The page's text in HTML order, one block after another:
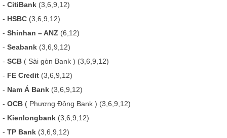
- CitiBank (3,6,9,12)
- HSBC (3,6,9,12)
- Shinhan – ANZ (6,12)
- Seabank (3,6,9,12)
- SCB ( Sài gòn Bank ) (3,6,9,12)
- FE Credit (3,6,9,12)
- Nam Á Bank (3,6,9,12)
- OCB ( Phương Đông Bank ) (3,6,9,12)
- Kienlongbank (3,6,9,12)
- TP Bank (3,6,9,12)